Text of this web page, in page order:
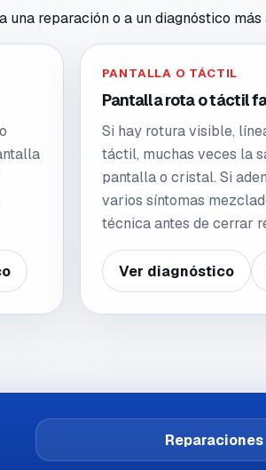
reparación o a un diagnóstico
PANTALLA O TÁCTIL
Pantalla rota o táctil
Si hay rotura visible,
táctil, muchas veces la
pantalla o cristal. Si
varios síntomas
técnica antes de cerrar
Ver diagnóstico
Reparaciones